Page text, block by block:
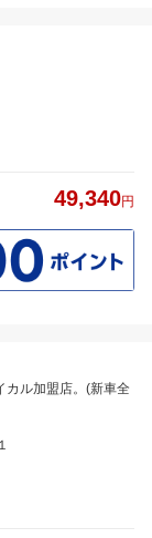
49,340円
カル加盟店。(新車全